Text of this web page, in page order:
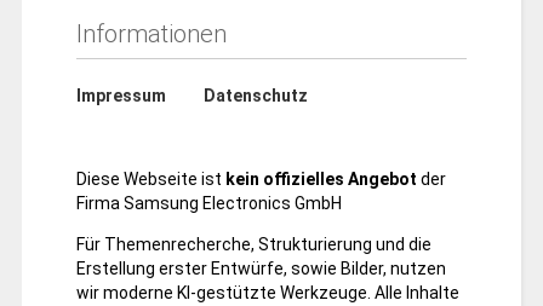
Informationen
Impressum Datenschutz
Diese Webseite ist kein offizielles Angebot der
Firma Samsung Electronics GmbH
Für Themenrecherche, Strukturierung und die
Erstellung erster Entwürfe, sowie Bilder, nutzen
wir moderne KI-gestützte Werkzeuge. Alle Inhalte